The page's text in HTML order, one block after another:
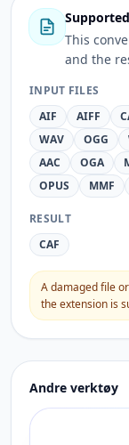
This
and the
INPUT FILES
AIF
AIFF
WAV
OGG
AAC
OGA
OPUS
MMF
RESULT
CAF
A damaged file
the extension is
Andre verktøy